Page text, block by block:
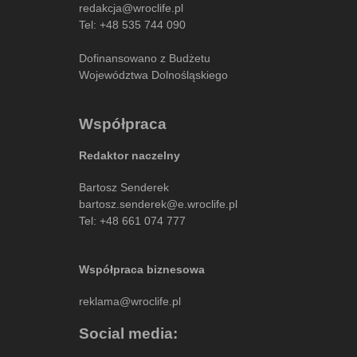
redakcja@wroclife.pl
Tel: +48 535 744 090
Dofinansowano z Budżetu
Województwa Dolnośląskiego
Współpraca
Redaktor naczelny
Bartosz Senderek
bartosz.senderek@e.wroclife.pl
Tel: +48 661 074 777
Współpraca biznesowa
reklama@wroclife.pl
Social media: